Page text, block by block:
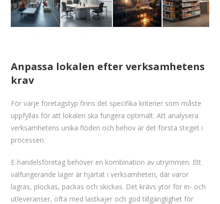
Anpassa lokalen efter verksamhetens
krav
För varje företagstyp finns det specifika kriterier som måste
uppfyllas för att lokalen ska fungera optimalt. Att analysera
verksamhetens unika flöden och behov är det första steget i
processen.
E-handelsföretag behöver en kombination av utrymmen. Ett
välfungerande lager är hjärtat i verksamheten, där varor
lagras, plockas, packas och skickas. Det krävs ytor för in- och
utleveranser, ofta med lastkajer och god tillgänglighet för